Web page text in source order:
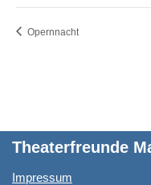
Opernnacht
Theaterfreunde
Impressum